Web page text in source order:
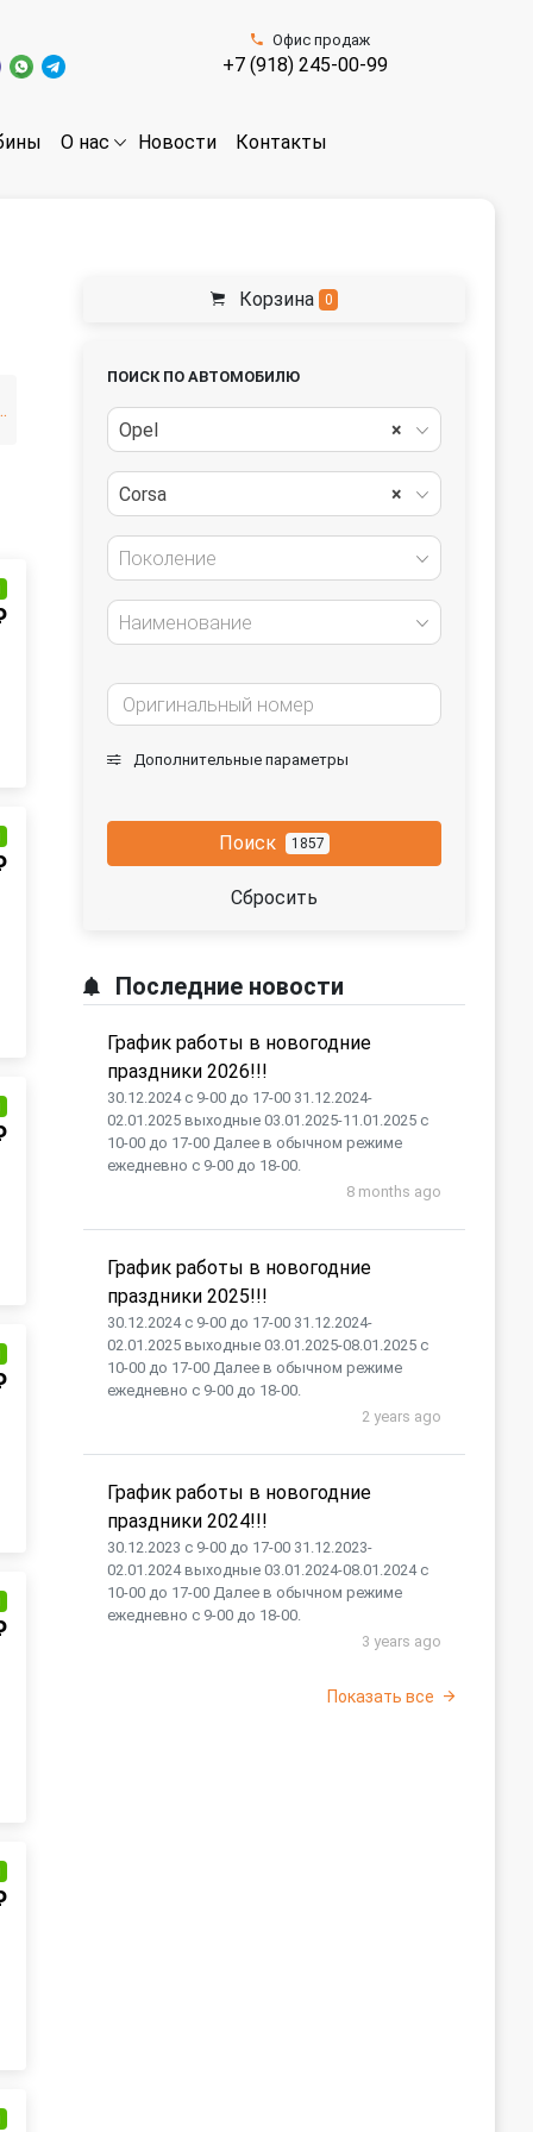
Офис продаж
+7 (918) 245-00-99
О нас Новости Контакты
Корзина 0
ПОИСК ПО АВТОМОБИЛЮ
×
Opel
×
Corsa
Поколение
Наименование
Дополнительные параметры
Поиск 1857
Сбросить
Последние новости
График работы в новогодние
праздники 2026!!!
30.12.2024 с 9-00 до 17-00 31.12.2024-
02.01.2025 выходные 03.01.2025-11.01.2025 с
10-00 до 17-00 Далее в обычном режиме
ежедневно с 9-00 до 18-00.
8 months ago
График работы в новогодние
праздники 2025!!!
30.12.2024 с 9-00 до 17-00 31.12.2024-
02.01.2025 выходные 03.01.2025-08.01.2025 с
10-00 до 17-00 Далее в обычном режиме
ежедневно с 9-00 до 18-00.
2 years ago
График работы в новогодние
праздники 2024!!!
30.12.2023 с 9-00 до 17-00 31.12.2023-
02.01.2024 выходные 03.01.2024-08.01.2024 с
10-00 до 17-00 Далее в обычном режиме
ежедневно с 9-00 до 18-00.
3 years ago
Показать все